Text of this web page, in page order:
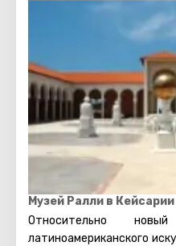
Музей Ралли в Кейсарии
Относительно
латиноамериканского